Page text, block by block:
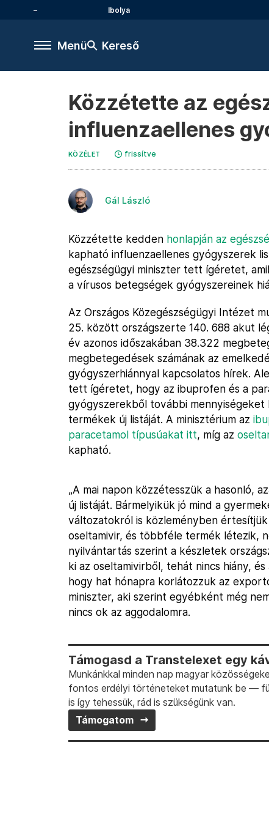
Ibolya
Menü Kereső
Közzétette az
influenzaellenes
KÖZÉLET frissítve
Gál László
Közzétette kedden honlapján az
kapható influenzaellenes gyógyszerek
egészségügyi miniszter tett ígéretet,
a vírusos betegségek gyógyszereinek
Az Országos Közegészségügyi Intézet
25. között országszerte 140. 688 akut
év azonos időszakában 38.322
megbetegedések számának az
gyógyszerhiánnyal kapcsolatos hírek.
tett ígéretet, hogy az ibuprofen és a
gyógyszerekből további mennyiségeket
termékek új listáját. A minisztérium az
paracetamol típusúakat itt, míg az
kapható.
„A mai napon közzétesszük a hasonló,
új listáját. Bármelyikük jó mind a
változatokról is közleményben
oseltamivir, és többféle termék létezik,
nyilvántartás szerint a készletek
ki az oseltamivirből, tehát nincs hiány,
hogy hat hónapra korlátozzuk az
miniszter, aki szerint egyébként még
nincs ok az aggodalomra.
Támogasd a Transtelexet egy
Munkánkkal minden nap magyar
fontos erdélyi történeteket mutatunk be —
is így tehessük, rád is szükségünk van.
Támogatom